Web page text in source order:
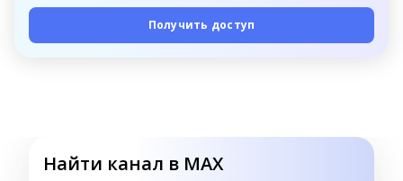
Получить доступ
Найти канал в MAX